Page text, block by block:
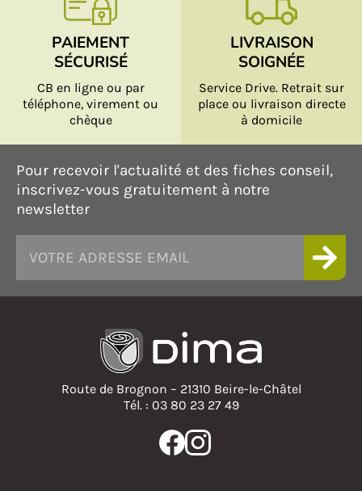
PAIEMENT
SÉCURISÉ
CB en ligne ou par
téléphone, virement ou
chèque
LIVRAISON
SOIGNÉE
Service Drive. Retrait sur
place ou livraison directe
à domicile
Pour recevoir l'actualité et des fiches conseil,
inscrivez-vous gratuitement à notre
newsletter
Route de Brognon – 21310 Beire-le-Châtel
Tél. : 03 80 23 27 49